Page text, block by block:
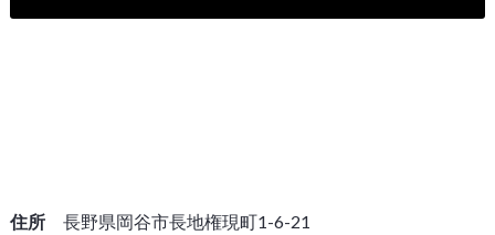
住所 長野県岡谷市長地権現町1-6-21